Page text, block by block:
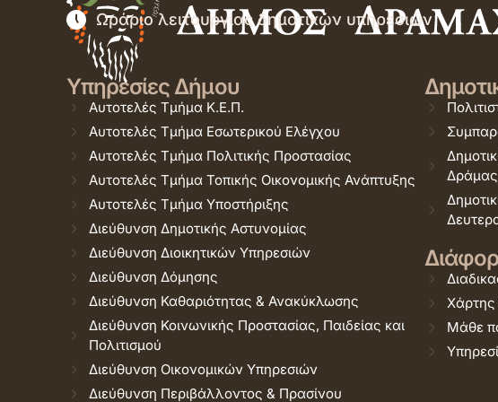
Ωράριο λειτουργίας δημοτικών υπηρεσιών
Υπηρεσίες Δήμου
Αυτοτελές Τμήμα Κ.Ε.Π.
Αυτοτελές Τμήμα Εσωτερικού Ελέγχου
Αυτοτελές Τμήμα Πολιτικής Προστασίας
Αυτοτελές Τμήμα Τοπικής Οικονομικής Ανάπτυξης
Αυτοτελές Τμήμα Υποστήριξης
Διεύθυνση Δημοτικής Αστυνομίας
Διεύθυνση Διοικητικών Υπηρεσιών
Διεύθυνση Δόμησης
Διεύθυνση Καθαριότητας & Ανακύκλωσης
Διεύθυνση Κοινωνικής Προστασίας, Παιδείας και
Πολιτισμού
Διεύθυνση Οικονομικών Υπηρεσιών
Διεύθυνση Περιβάλλοντος & Πρασίνου
Χάρτης
Μάθε